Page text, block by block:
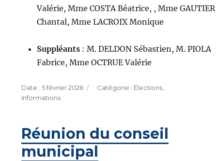
Valérie, Mme COSTA Béatrice, , Mme GAUTIER
Chantal, Mme LACROIX Monique
Suppléants: M. DELDON Sébastien, M. PIOLA
Fabrice, Mme OCTRUE Valérie
Publié
le
5 février 2026 Catégories
Élections,
Informations
Réunion du conseil
municipal